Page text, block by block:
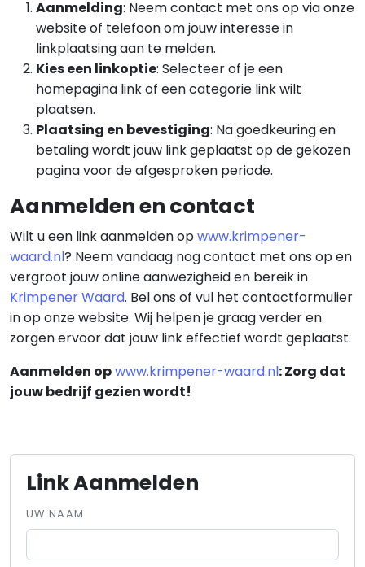
Aanmelding: Neem contact met ons op via onze
website of telefoon om jouw interesse in
linkplaatsing aan te melden.
Kies een linkoptie: Selecteer of je een
homepagina link of een categorie link wilt
plaatsen.
Plaatsing en bevestiging: Na goedkeuring en
betaling wordt jouw link geplaatst op de gekozen
pagina voor de afgesproken periode.
Aanmelden en contact
Wilt u een link aanmelden opwww.krimpener-
waard.nl? Neem vandaag nog contact met ons op en
vergroot jouw online aanwezigheid en bereik in
Krimpener Waard. Bel ons of vul het contactformulier
in op onze website. Wij helpen je graag verder en
zorgen ervoor dat jouw link effectief wordt geplaatst.
Aanmelden opwww.krimpener-waard.nl: Zorg dat
jouw bedrijf gezien wordt!
Link Aanmelden
UW NAAM